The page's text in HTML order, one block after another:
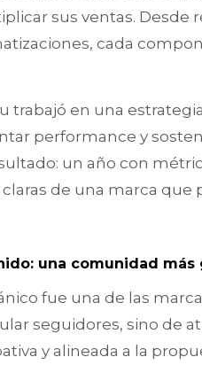
sus ventas. Desde
cada
trabajó en una
performance y
un año con
de una marca
una comunidad más
fue una de las
seguidores, sino de
y alineada a la